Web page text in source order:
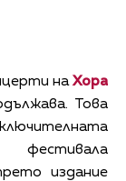
наХора
Това
издание